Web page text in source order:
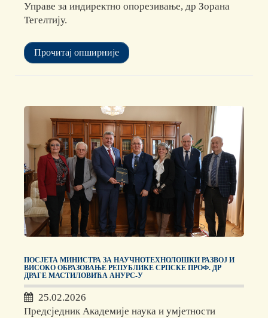
Управе за индиректно опорезивање, др Зорана
Тегелтију.
Прочитај опширније
ПОСЈЕТА МИНИСТРА ЗА НАУЧНОТЕХНОЛОШКИ РАЗВОЈ И
ВИСОКО ОБРАЗОВАЊЕ РЕПУБЛИКЕ СРПСКЕ ПРОФ. ДР
ДРАГЕ МАСТИЛОВИЋА АНУРС-У
25.02.2026
Предсједник Академије наука и умјетности